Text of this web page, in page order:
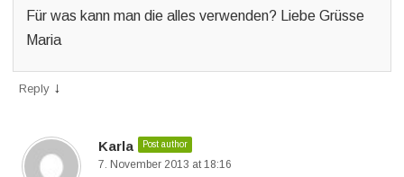
Für was kann man die alles verwenden? Liebe Grüsse
Maria
Reply ↓
Karla Post author
7. November 2013 at 18:16